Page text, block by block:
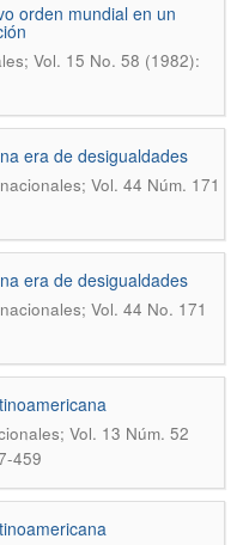
orden mundial en un
Vol. 15 No. 58 (1982):
era de desigualdades
Vol. 44 Núm. 171
era de desigualdades
Vol. 44 No. 171
Vol. 13 Núm. 52
459